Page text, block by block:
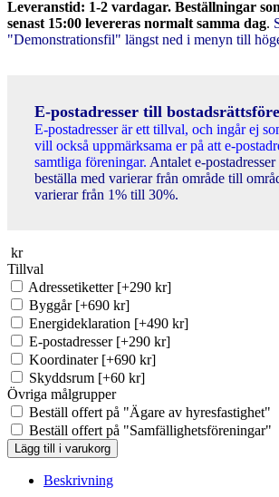
Leveranstid: 1-2 vardagar. Beställningar
senast 15:00 levereras normalt samma dag.
"Demonstrationsfil" längst ned i menyn till
E-postadresser till
E-postadresser är ett tillval, och ingår ej
vill också uppmärksama er på att e-
samtliga föreningar. Antalet e-
beställa med varierar från område till
varierar från 1% till 30%.
kr
Tillval
Adressetiketter [+290 kr]
Byggår [+690 kr]
Energideklaration [+490 kr]
E-postadresser [+290 kr]
Koordinater [+690 kr]
Skyddsrum [+60 kr]
Övriga målgrupper
Beställ offert på "Ägare av hyresfastighet"
Beställ offert på "Samfällighetsföreningar"
BRF-
registret
Älmhult
Lägg till i varukorg
Beskrivning